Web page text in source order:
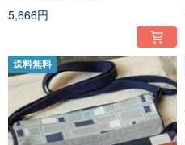
5,666円
送料無料